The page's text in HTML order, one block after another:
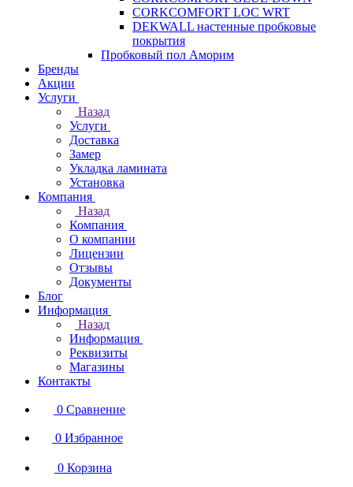
CORKCOMFORT LOC WRT
DEKWALL настенные пробковые
покрытия
Пробковый пол Аморим
Бренды
Акции
Услуги
Назад
Услуги
Доставка
Замер
Укладка ламината
Установка
Компания
Назад
Компания
О компании
Лицензии
Отзывы
Документы
Блог
Информация
Назад
Информация
Реквизиты
Магазины
Контакты
0 Сравнение
0 Избранное
0 Корзина